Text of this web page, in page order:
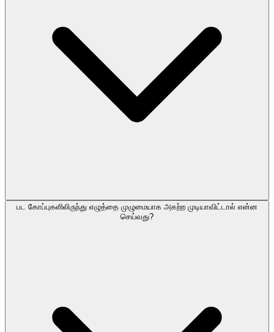
பட கோப்புகளிலிருந்து எழுத்தை முழுமையாக அகற்ற முடியாவிட்டால் என்ன
செய்வது?